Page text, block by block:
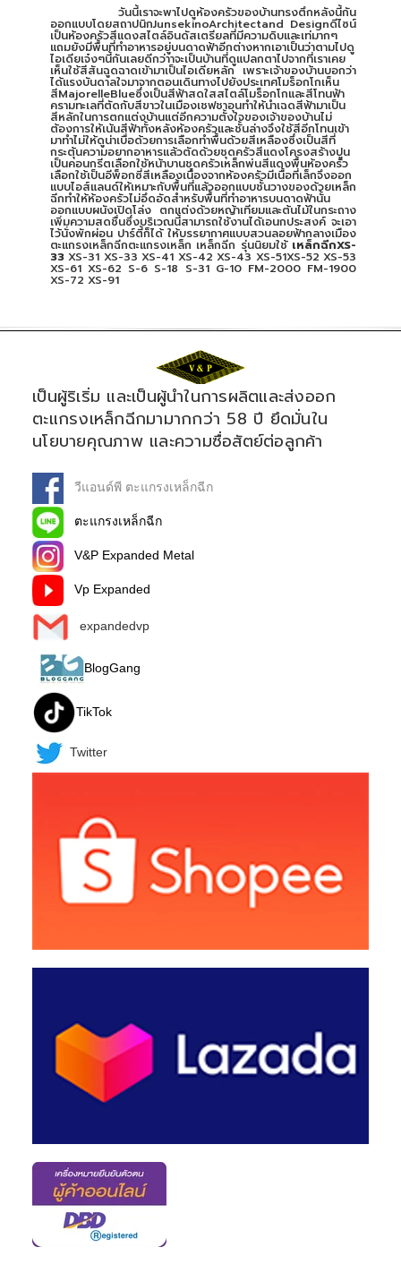
วันนี้เราจะพาไปดูห้องครัวของบ้านทรงตึกหลังนี้กัน
ออกแบบโดยสถาปนิกJunsekinoArchitectand Designดีไซน์
เป็นห้องครัวสีแดงสไตล์อินดัสเตรียลที่มีความดิบและเท่มากๆ
แถมยังมีพื้นที่ทำอาหารอยู่บนดาดฟ้าอีกต่างหากเอาเป็นว่าตามไปดู
ไอเดียเจ๋งๆนี้กันเลยดีกว่าาจะเป็นบ้านที่ดูแปลกตาไปจากที่เราเคย
เห็นใช้สีสันฉูดฉาดเข้ามาเป็นไอเดียหลัก เพราะเจ้าของบ้านบอกว่า
ได้แรงบันดาลใจมาจากตอนเดินทางไปยังประเทศโมร็อกโกเห็น
สีMajorelleBlueซึ่งเป็นสีฟ้าสดใสสไตล์โมร็อกโกและสีโทนฟ้า
ครามทะเลที่ตัดกับสีขาวในเมืองเชฟชาอุนทำให้นำเฉดสีฟ้ามาเป็น
สีหลักในการตกแต่งบ้านแต่อีกความตั้งใจของเจ้าของบ้านไม่
ต้องการให้เน้นสีฟ้าทั้งหลังห้องครัวและชั้นล่างจึงใช้สีอีกโทนเข้า
มาทำไม่ให้ดูน่าเบื่อด้วยการเลือกทำพื้นด้วยสีเหลืองซึ่งเป็นสีที่
กระตุ้นความอยากอาหารแล้วตัดด้วยชุดครัวสีแดงโครงสร้างปูน
เป็นคอนกรีตเลือกใช้หน้าบานชุดครัวเหล็กพ่นสีแดงพื้นห้องครัว
เลือกใช้เป็นอีพ็อกซี่สีเหลืองเนื่องจากห้องครัวมีเนื้อที่เล็กจึงออก
แบบไอส์แลนด์ให้เหมาะกับพื้นที่แล้วออกแบบชั้นวางของด้วยเหล็ก
ฉีกทำให้ห้องครัวไม่อึดอัดสำหรับพื้นที่ทำอาหารบนดาดฟ้านั้น
ออกแบบผนังเปิดโล่ง ตกแต่งด้วยหญ้าเทียมและต้นไม้ในกระถาง
เพิ่มความสดชื่นซึ่งบริเวณนี้สามารถใช้งานได้เอนกประสงค์ จะเอา
ไว้นั่งพักผ่อน ปาร์ตี้ก็ได้ ให้บรรยากาศแบบสวนลอยฟ้ากลางเมือง
ตะแกรงเหล็กฉีกตะแกรงเหล็ก เหล็กฉีก รุ่นนิยมใช้ เหล็กฉีกXS-
33 XS-31 XS-33 XS-41 XS-42 XS-43 XS-51XS-52 XS-53
XS-61 XS-62 S-6 S-18 S-31 G-10 FM-2000 FM-1900
XS-72 XS-91
เป็นผู้ริเริ่ม และเป็นผู้นำในการผลิตและส่งออก
ตะแกรงเหล็กฉีกมามากกว่า 58 ปี ยึดมั่นใน
นโยบายคุณภาพ และความซื่อสัตย์ต่อลูกค้า
วีแอนด์พี ตะแกรงเหล็กฉีก
ตะแกรงเหล็กฉีก
V&P Expanded Metal
Vp Expanded
expandedvp
BlogGang
TikTok
Twitter